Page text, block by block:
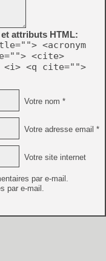
attributs HTML:
<acronym
<cite>
<i> <q cite="">
Votre nom *
Votre adresse email *
Votre site internet
par e-mail.
par e-mail.